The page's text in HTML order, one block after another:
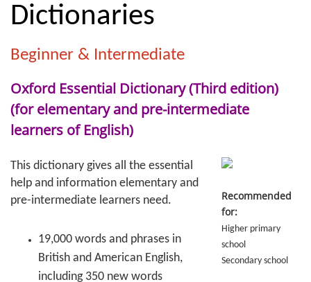
Dictionaries
Beginner & Intermediate
Oxford Essential Dictionary (Third edition)
(for elementary and pre-intermediate
learners of English)
This dictionary gives all the essential
help and information elementary and
pre-intermediate learners need.
19,000 words and phrases in
British and American English,
including 350 new words
Recommended
for:
Higher primary
school
Secondary school